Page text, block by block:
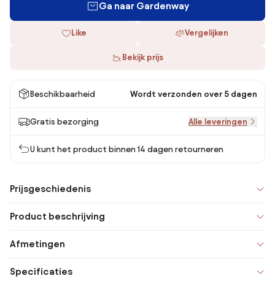
Ga naar Gardenway
Like Vergelijken
Bekijk prijs
Beschikbaarheid Wordt verzonden over 5 dagen
Gratis bezorging Alle leveringen
U kunt het product binnen 14 dagen retourneren
Prijsgeschiedenis
Product beschrijving
Afmetingen
Specificaties